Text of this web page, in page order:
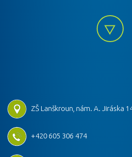
ZŠ Lanškroun, nám. A. Jiráska
+420 605 306 474